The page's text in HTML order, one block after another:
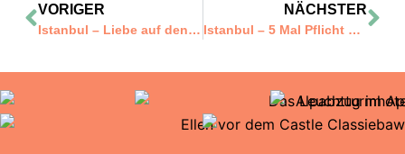
VORIGER
Istanbul – Liebe auf den ersten Blick
NÄCHSTER
Istanbul – 5 Mal Pflicht und 1 Mal Kür